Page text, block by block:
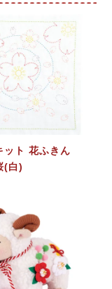
ット 花ふきん
(白)